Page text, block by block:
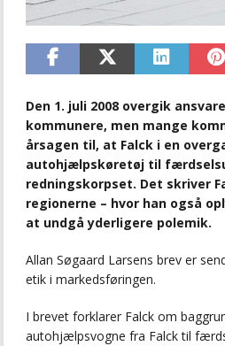
Den 1. juli 2008 overgik
kommunere, men mange
årsagen til, at Falck i en
autohjælpskøretøj til
redningskorpset. Det skriver
regionerne – hvor han også
at undgå yderligere polemik.
Allan Søgaard Larsens brev er
etik i markedsføringen.
I brevet forklarer Falck om
autohjælpsvogne fra Falck til